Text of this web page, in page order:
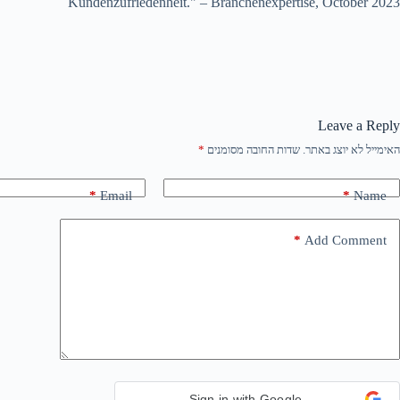
Leave a Reply
האימייל לא יוצג באתר. שדות החובה מסומנים *
Name
*
Email
*
Add Comment
*